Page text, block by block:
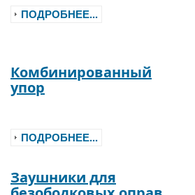
ПОДРОБНЕЕ...
Комбинированный
упор
ПОДРОБНЕЕ...
Заушники для